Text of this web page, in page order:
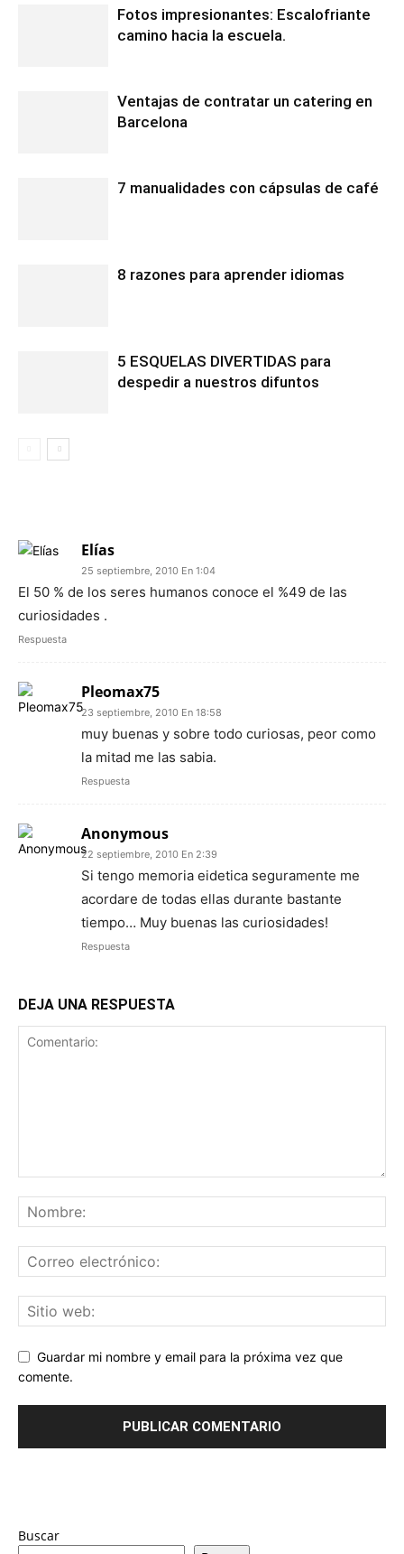
Fotos impresionantes: Escalofriante
camino hacia la escuela.
Ventajas de contratar un catering en
Barcelona
7 manualidades con cápsulas de café
8 razones para aprender idiomas
5 ESQUELAS DIVERTIDAS para
despedir a nuestros difuntos
Elías
25 septiembre, 2010 En 1:04
El 50 % de los seres humanos conoce el %49 de las
curiosidades .
Respuesta
Pleomax75
23 septiembre, 2010 En 18:58
muy buenas y sobre todo curiosas, peor como
la mitad me las sabia.
Respuesta
Anonymous
22 septiembre, 2010 En 2:39
Si tengo memoria eidetica seguramente me
acordare de todas ellas durante bastante
tiempo… Muy buenas las curiosidades!
Respuesta
DEJA UNA RESPUESTA
Guardar mi nombre y email para la próxima vez que
comente.
Buscar